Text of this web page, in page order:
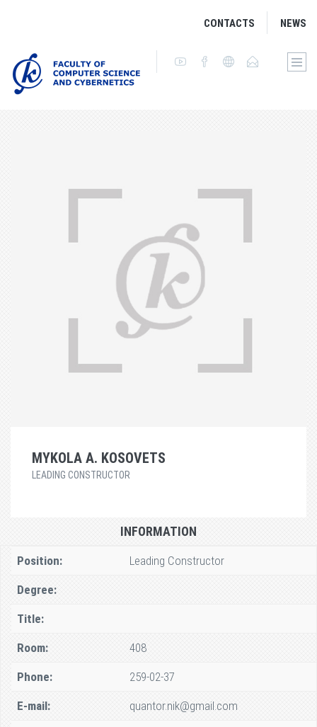
CONTACTS NEWS
MYKOLA A. KOSOVETS
LEADING CONSTRUCTOR
INFORMATION
Position: Leading Constructor
Degree:
Title:
Room: 408
Phone: 259-02-37
E-mail: quantor.nik@gmail.com